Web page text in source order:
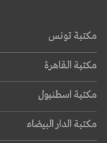
مكتبة تونس
مكتبة القاهرة
مكتبة اسطنبول
مكتبة الدار البيضاء